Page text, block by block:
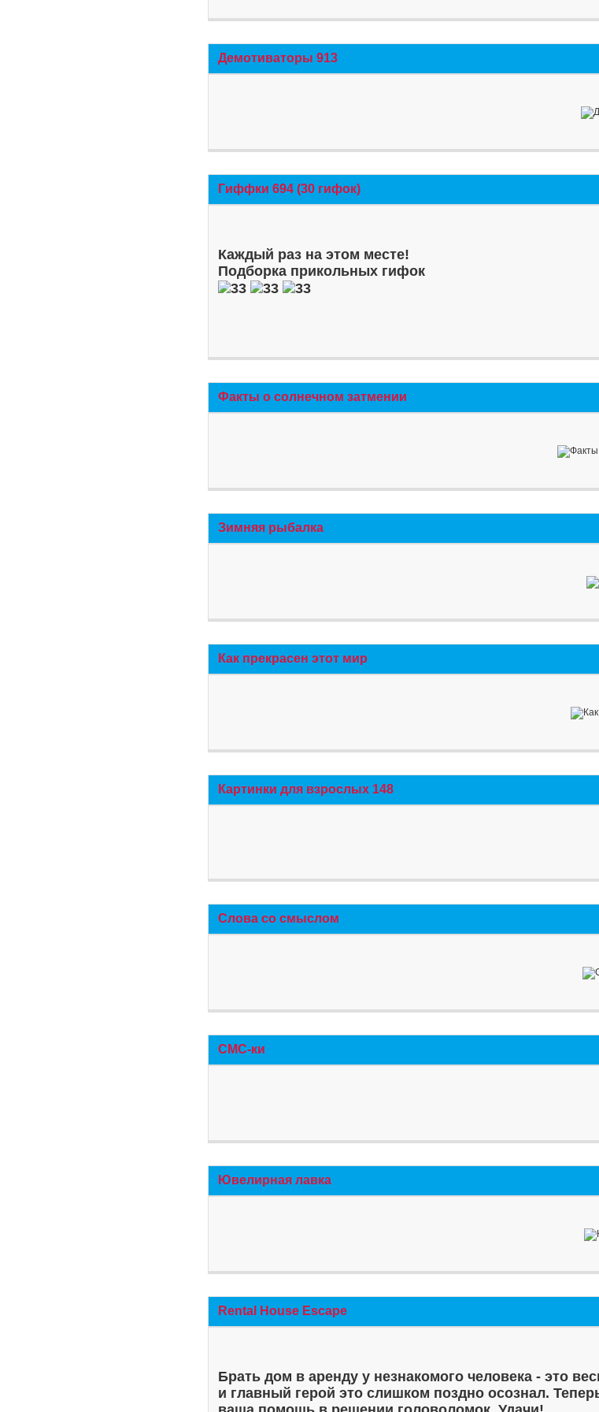
Демотиваторы 913
Гиффки 694 (30 гифок)
Каждый раз на этом месте!
Подборка прикольных гифок
Факты о солнечном затмении
Зимняя рыбалка
Как прекрасен этот мир
Картинки для взрослых 148
Слова со смыслом
СМС-ки
Ювелирная лавка
Rental House Escape
Брать дом в аренду у незнакомого человека - это
и главный герой это слишком поздно осознал.